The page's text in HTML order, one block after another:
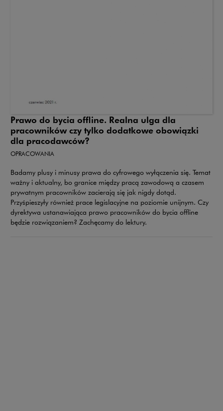
Prawo do bycia offline. Realna ulga dla
pracowników czy tylko dodatkowe obowiązki
dla pracodawców?
OPRACOWANIA
Badamy plusy i minusy prawa do cyfrowego wyłączenia się. Temat
ważny i aktualny, bo granice między pracą zawodową a czasem
prywatnym pracowników zacierają się jak nigdy dotąd.
Przyśpieszyły również prace legislacyjne na poziomie unijnym. Czy
dyrektywa ustanawiająca prawo pracowników do bycia offline
będzie rozwiązaniem? Zachęcamy do lektury.